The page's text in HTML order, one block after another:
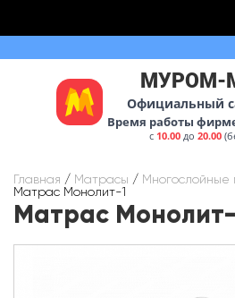
МУРОМ-
Официальный
Время работы
с 10.00 до20.00
Главная / Матрасы / Многослойные
Матрас Монолит-1
Матрас